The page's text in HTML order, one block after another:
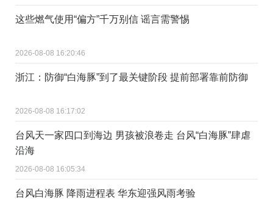
这些燃气使用“偏方”千万别信 谣言需警惕
2026-08-08 16:20:46
浙江：防御“白海豚”到了最关键阶段 提前部署靠前防御
2026-08-08 16:17:02
台风天一家四口到海边 男孩被浪卷走 台风“白海豚”肆虐
沿海
2026-08-08 16:05:34
台风白海豚 降雨进程表 华东迎强风雨考验